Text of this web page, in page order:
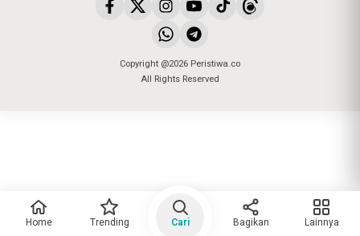
Copyright @2026 Peristiwa.co
All Rights Reserved
Home Trending Cari Bagikan Lainnya